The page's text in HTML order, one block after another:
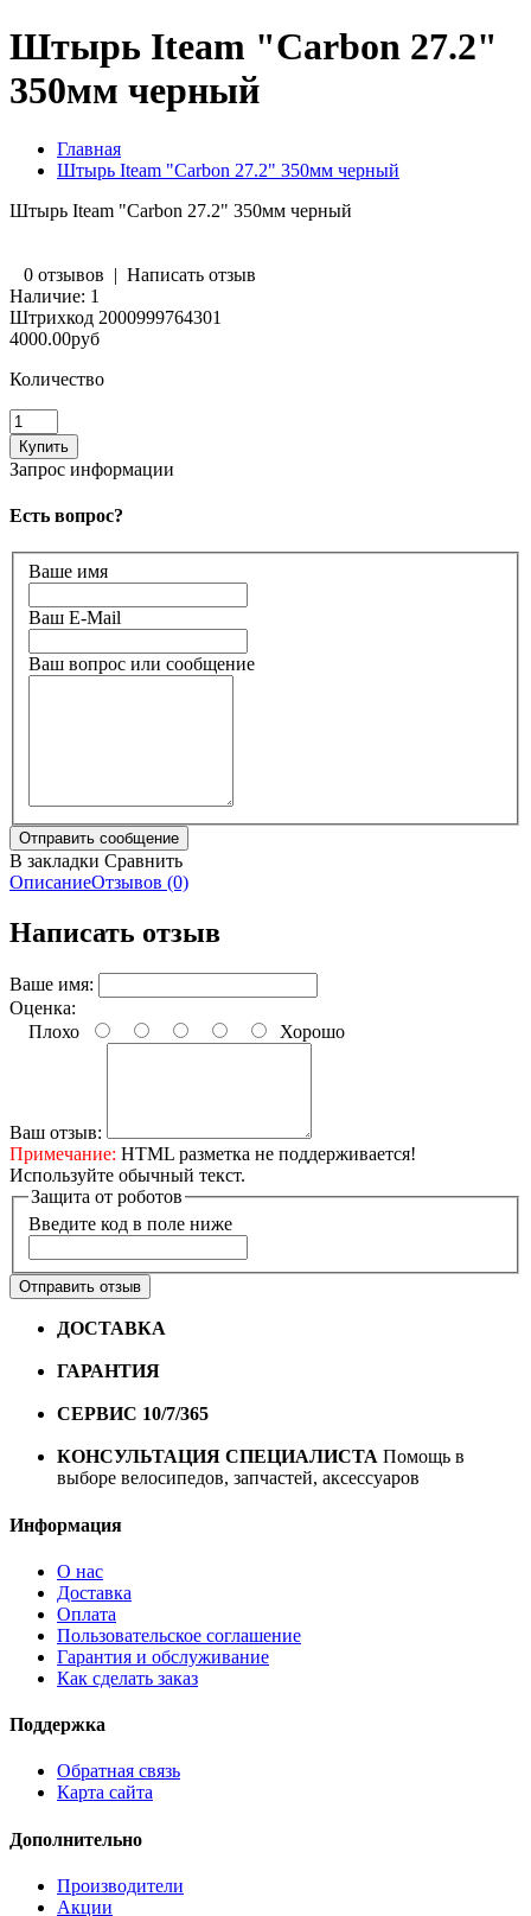
Штырь Iteam "Carbon 27.2"
350мм черный
Главная
Штырь Iteam "Carbon 27.2" 350мм черный
Штырь Iteam "Carbon 27.2" 350мм черный
0 отзывов | Написать отзыв
Наличие: 1
Штрихкод 2000999764301
4000.00руб
Количество
Запрос информации
Есть вопрос?
Ваше имя
Ваш E-Mail
Ваш вопрос или сообщение
В закладки Сравнить
ОписаниеОтзывов (0)
Написать отзыв
Ваше имя:
Оценка:
Плохо
Хорошо
Ваш отзыв:
Примечание: HTML разметка не поддерживается!
Используйте обычный текст.
Защита от роботов
Введите код в поле ниже
Отправить отзыв
ДОСТАВКА
ГАРАНТИЯ
СЕРВИС 10/7/365
КОНСУЛЬТАЦИЯ СПЕЦИАЛИСТА Помощь в
выборе велосипедов, запчастей, аксессуаров
Информация
О нас
Доставка
Оплата
Пользовательское соглашение
Гарантия и обслуживание
Как сделать заказ
Поддержка
Обратная связь
Карта сайта
Дополнительно
Производители
Акции